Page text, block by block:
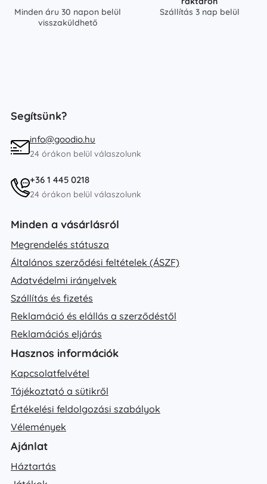
Minden áru 30 napon belül
visszaküldhető
Szállítás 3 nap belül
Segítsünk?
info@goodio.hu
24 órákon belül válaszolunk
+36 1 445 0218
24 órákon belül válaszolunk
Minden a vásárlásról
Megrendelés státusza
Általános szerződési feltételek (ÁSZF)
Adatvédelmi irányelvek
Szállítás és fizetés
Reklamáció és elállás a szerződéstől
Reklamációs eljárás
Hasznos információk
Kapcsolatfelvétel
Tájékoztató a sütikről
Értékelési feldolgozási szabályok
Vélemények
Ajánlat
Háztartás